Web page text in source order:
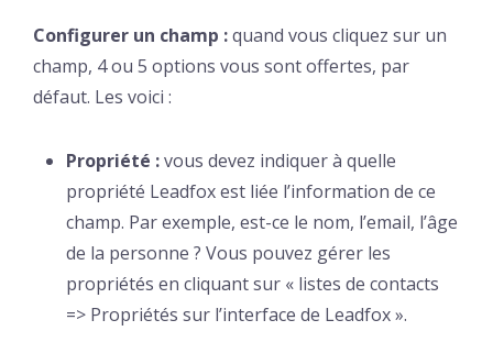
Configurer un champ :quand vous cliquez sur un
champ, 4 ou 5 options vous sont offertes, par
défaut. Les voici :
Propriété :vous devez indiquer à quelle
propriété Leadfox est liée l’information de ce
champ. Par exemple, est-ce le nom, l’email, l’âge
de la personne ? Vous pouvez gérer les
propriétés en cliquant sur « listes de contacts
=> Propriétés sur l’interface de Leadfox ».